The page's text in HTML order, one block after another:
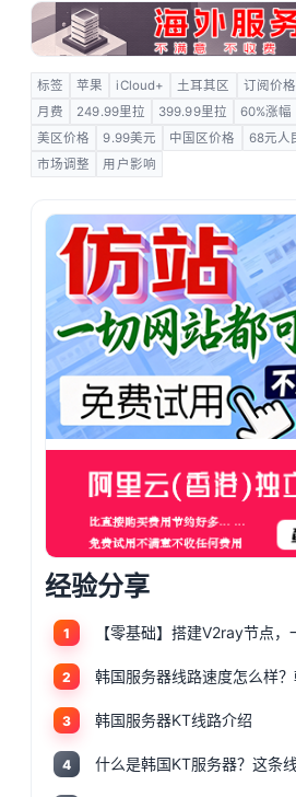
标签 苹果 iCloud+ 土耳其区 订阅价格
月费
249.99里拉 399.99里拉 60%涨幅
美区价格
9.99美元 中国区价格 68元人
市场调整
用户影响
经验分享
1
2
3 韩国服务器KT线路介绍
4